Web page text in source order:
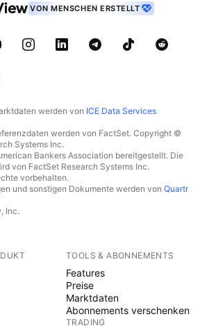
VON MENSCHEN ERSTELLT
werden von ICE Data Services
werden von FactSet. Copyright ©
Systems Inc.
Bankers Association bereitgestellt. Die
von FactSet Research Systems Inc.
vorbehalten.
und sonstigen Dokumente werden von Quartr
Inc.
TOOLS & ABONNEMENTS
Features
Preise
Marktdaten
Abonnements verschenken
TRADING